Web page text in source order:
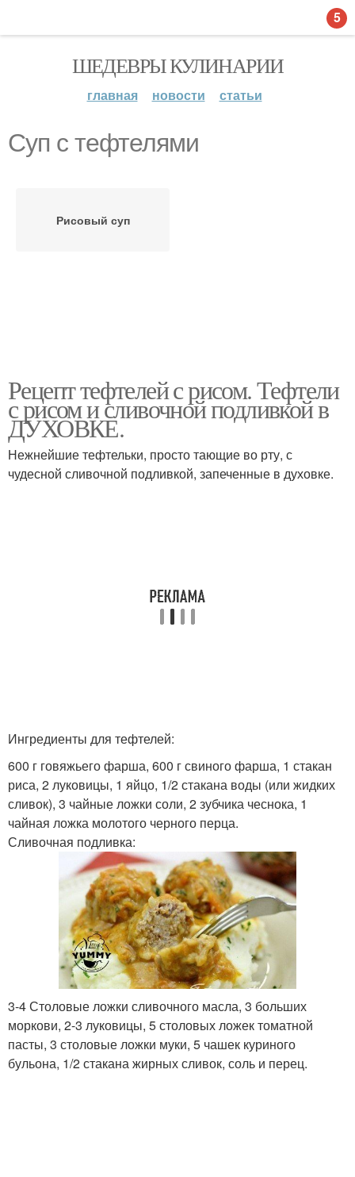
ШЕДЕВРЫ КУЛИНАРИИ
главная новости статьи
Суп с тефтелями
Рисовый суп
Рецепт тефтелей с рисом. Тефтели
с рисом и сливочной подливкой в
ДУХОВКЕ.
Нежнейшие тефтельки, просто тающие во рту, с
чудесной сливочной подливкой, запеченные в духовке.
Ингредиенты для тефтелей:
600 г говяжьего фарша, 600 г свиного фарша, 1 стакан
риса, 2 луковицы, 1 яйцо, 1/2 стакана воды (или жидких
сливок), 3 чайные ложки соли, 2 зубчика чеснока, 1
чайная ложка молотого черного перца.
Сливочная подливка:
3-4 Столовые ложки сливочного масла, 3 больших
моркови, 2-3 луковицы, 5 столовых ложек томатной
пасты, 3 столовые ложки муки, 5 чашек куриного
бульона, 1/2 стакана жирных сливок, соль и перец.
5